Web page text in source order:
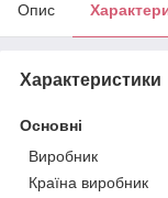
Опис
Характеристики
Основні
Виробник
Країна виробник